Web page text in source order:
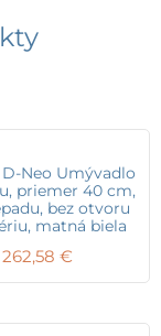
Neo Umývadlo
priemer 40 cm,
bez otvoru
matná biela
262,58 €